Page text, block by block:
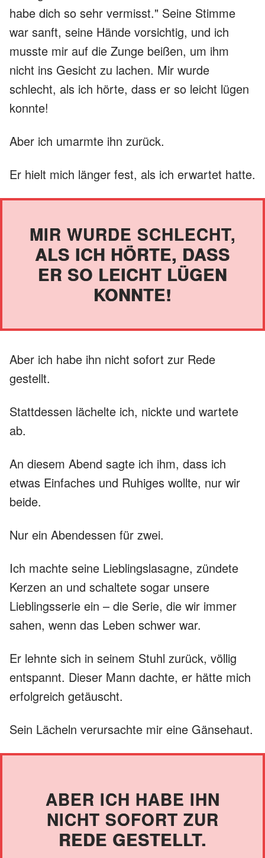
habe dich so sehr vermisst." Seine Stimme
war sanft, seine Hände vorsichtig, und ich
musste mir auf die Zunge beißen, um ihm
nicht ins Gesicht zu lachen. Mir wurde
schlecht, als ich hörte, dass er so leicht lügen
konnte!
Aber ich umarmte ihn zurück.
Er hielt mich länger fest, als ich erwartet hatte.
MIR WURDE SCHLECHT,
ALS ICH HÖRTE, DASS
ER SO LEICHT LÜGEN
KONNTE!
Aber ich habe ihn nicht sofort zur Rede
gestellt.
Stattdessen lächelte ich, nickte und wartete
ab.
An diesem Abend sagte ich ihm, dass ich
etwas Einfaches und Ruhiges wollte, nur wir
beide.
Nur ein Abendessen für zwei.
Ich machte seine Lieblingslasagne, zündete
Kerzen an und schaltete sogar unsere
Lieblingsserie ein – die Serie, die wir immer
sahen, wenn das Leben schwer war.
Er lehnte sich in seinem Stuhl zurück, völlig
entspannt. Dieser Mann dachte, er hätte mich
erfolgreich getäuscht.
Sein Lächeln verursachte mir eine Gänsehaut.
ABER ICH HABE IHN
NICHT SOFORT ZUR
REDE GESTELLT.